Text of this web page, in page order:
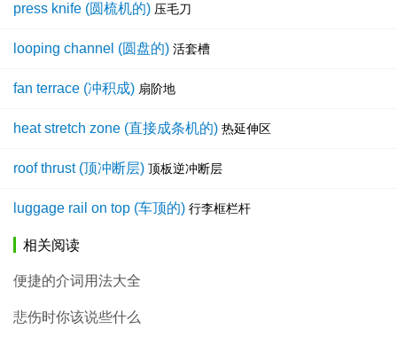
press knife (圆梳机的) 压毛刀
looping channel (圆盘的) 活套槽
fan terrace (冲积成) 扇阶地
heat stretch zone (直接成条机的) 热延伸区
roof thrust (顶冲断层) 顶板逆冲断层
luggage rail on top (车顶的) 行李框栏杆
相关阅读
便捷的介词用法大全
悲伤时你该说些什么